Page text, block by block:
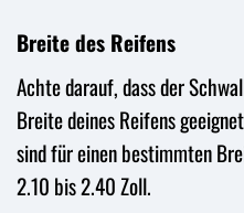
Breite des Reifens
Achte darauf, dass der
Breite deines Reifens
sind für einen bestimmten
2.10 bis 2.40 Zoll.